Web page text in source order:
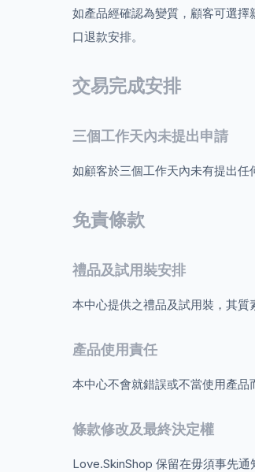
如產品經確認為變質，顧客可選
口退款安排。
交易完成安排
三個工作天內未提出申請
如顧客於三個工作天內未有提出任
免責條款
禮品及試用裝安排
本中心提供之禮品及試用裝，其質
產品使用責任
本中心不會就錯誤或不當使用產品
條款修改及最終決定權
Love.SkinShop 保留在毋須事先